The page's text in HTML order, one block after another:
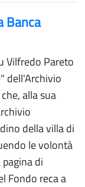
Banca
Vilfredo Pareto
dell'Archivio
alla sua
della villa di
le volontà
di
Fondo reca a